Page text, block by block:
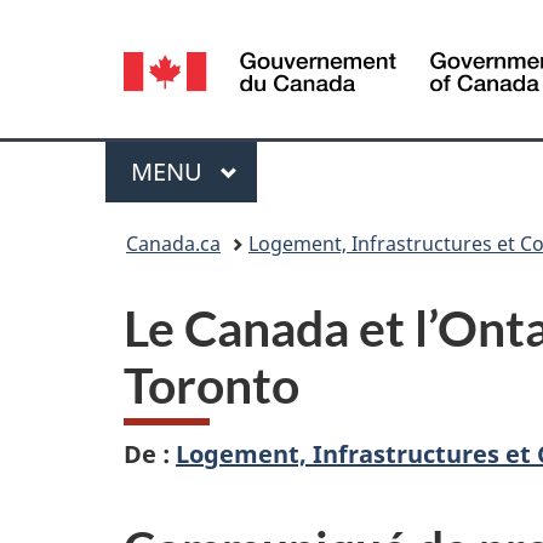
Sélection
de
la
langue
Menu
MENU PRINCIPAL
Canada.ca Logement, Infrastructures et
Le Canada et
Toronto
De : Logement, Infrastructures et